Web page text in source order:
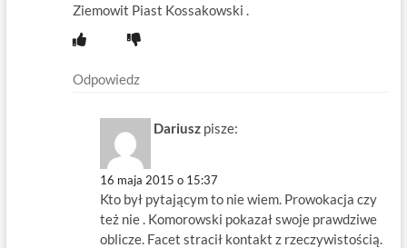
Ziemowit Piast Kossakowski .
Odpowiedz
Dariusz pisze:
16 maja 2015 o 15:37
Kto był pytającym to nie wiem. Prowokacja czy
też nie . Komorowski pokazał swoje prawdziwe
oblicze. Facet stracił kontakt z rzeczywistością.